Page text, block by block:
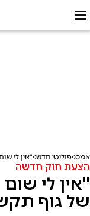
אמס פוליטי חדש "אין לי
הצעת חוק חדשה
"אין לי
של גוף